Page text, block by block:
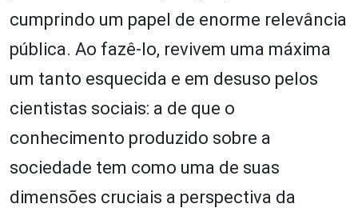
cumprindo um papel de enorme relevância
pública. Ao fazê-lo, revivem uma máxima
um tanto esquecida e em desuso pelos
cientistas sociais: a de que o
conhecimento produzido sobre a
sociedade tem como uma de suas
dimensões cruciais a perspectiva da